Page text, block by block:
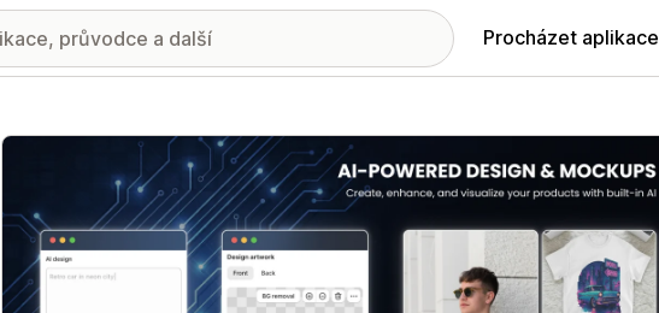
Procházet aplikace
Galerie propagovaných obrázků